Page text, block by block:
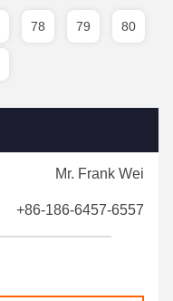
78 79 80
Mr. Frank Wei
+86-186-6457-6557